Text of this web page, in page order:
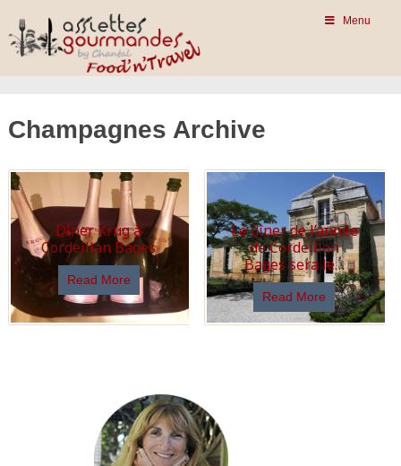
Menu
Champagnes Archive
Dîner Krug à
Cordeillan Bages
Read More
Le dîner de l’année
de Cordeillan
Bages sera le…
Read More